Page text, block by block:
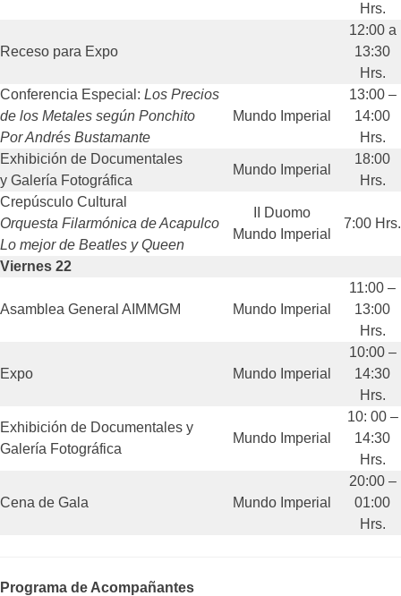
Hrs.
Receso para Expo
12:00 a
13:30
Hrs.
Conferencia Especial: Los Precios
de los Metales según Ponchito
Por Andrés Bustamante
Mundo Imperial
13:00 –
14:00
Hrs.
Exhibición de Documentales
y Galería Fotográfica
Mundo Imperial
18:00
Hrs.
Crepúsculo Cultural
Orquesta Filarmónica de Acapulco
Lo mejor de Beatles y Queen
II Duomo
Mundo Imperial
7:00 Hrs.
Viernes 22
Asamblea General AIMMGM Mundo Imperial
11:00 –
13:00
Hrs.
Expo Mundo Imperial
10:00 –
14:30
Hrs.
Exhibición de Documentales y
Galería Fotográfica
Mundo Imperial
10: 00 –
14:30
Hrs.
Cena de Gala Mundo Imperial
20:00 –
01:00
Hrs.
Programa de Acompañantes